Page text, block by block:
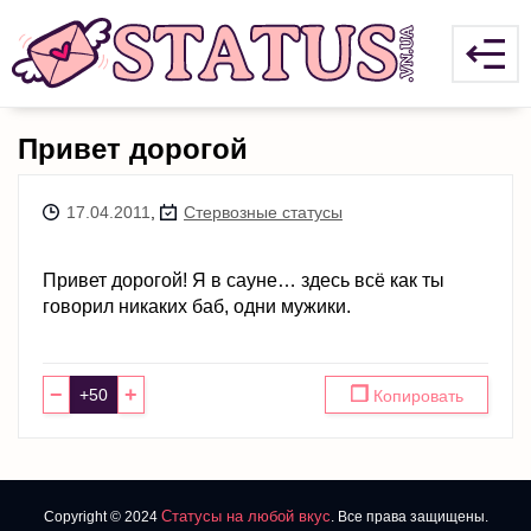
Привет дорогой
17.04.2011 Стервозные статусы
Привет дорогой! Я в сауне… здесь всё как ты
говорил никаких баб, одни мужики.
− + ❐ Копировать
Copyright © 2024 Статусы на любой вкус. Все права защищены.